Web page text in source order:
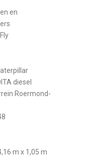
en
diesel
Roermond-
m x 1,05 m